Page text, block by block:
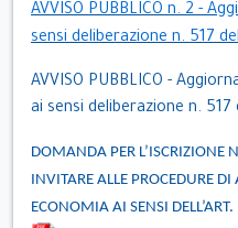
AVVISO PUBBLICO n. 2 -
sensi deliberazione n. 517
AVVISO PUBBLICO -
ai sensi deliberazione n. 517
DOMANDA PER L’ISCRIZIONE
INVITARE ALLE PROCEDURE
ECONOMIA AI SENSI